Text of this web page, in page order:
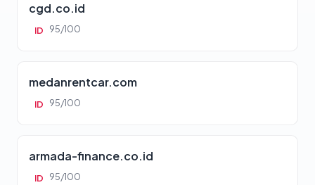
cgd.co.id
ID 95/100
medanrentcar.com
ID 95/100
armada-finance.co.id
ID 95/100